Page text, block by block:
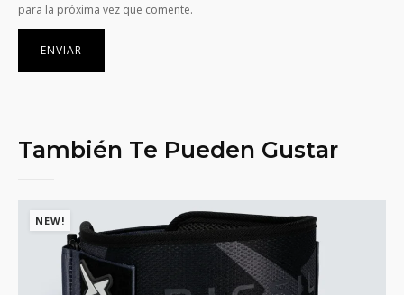
para la próxima vez que comente.
También Te Pueden Gustar
NEW!